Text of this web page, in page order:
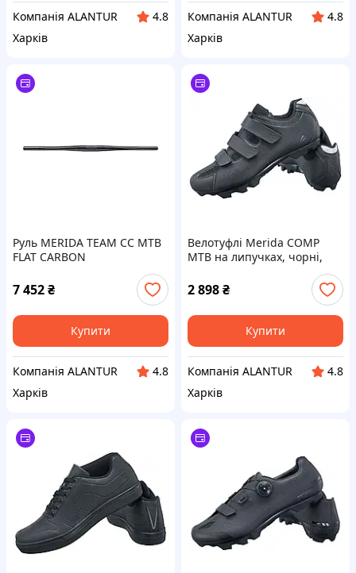
Компанія ALANTUR
4.8
Харків
Компанія ALANTUR
4.8
Харків
Руль MERIDA TEAM CC MTB
FLAT CARBON
7 452₴
Купити
Компанія ALANTUR
4.8
Харків
Велотуфлі Merida COMP
MTB на липучках, чорні,
чоловічі
2 898₴
Купити
Компанія ALANTUR
4.8
Харків